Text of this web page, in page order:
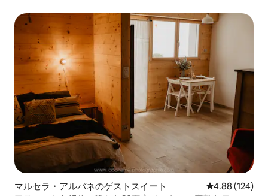
マルセラ・アルバネのゲストスイート レビュー124
4.88 (124)